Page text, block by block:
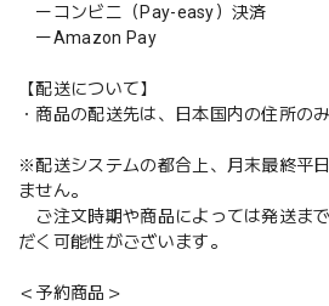
ーコンビニ（Pay-easy）決済
ーAmazon Pay
【配送について】
・商品の配送先は、日本国内の住所の
※配送システムの都合上、月末最終平
ません。
ご注文時期や商品によっては発送ま
だく可能性がございます。
＜予約商品＞